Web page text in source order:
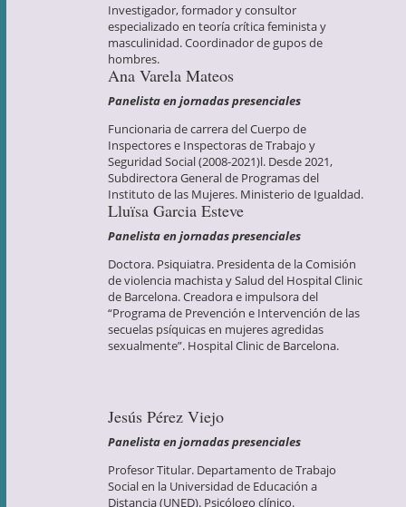
Investigador, formador y consultor
especializado en teoría crítica feminista y
masculinidad. Coordinador de gupos de
hombres.
Ana Varela Mateos
Panelista en jornadas presenciales
Funcionaria de carrera del Cuerpo de
Inspectores e Inspectoras de Trabajo y
Seguridad Social (2008-2021)l. Desde 2021,
Subdirectora General de Programas del
Instituto de las Mujeres. Ministerio de Igualdad.
Lluïsa Garcia Esteve
Panelista en jornadas presenciales
Doctora. Psiquiatra. Presidenta de la Comisión
de violencia machista y Salud del Hospital Clinic
de Barcelona. Creadora e impulsora del
“Programa de Prevención e Intervención de las
secuelas psíquicas en mujeres agredidas
sexualmente”. Hospital Clinic de Barcelona.
Jesús Pérez Viejo
Panelista en jornadas presenciales
Profesor Titular. Departamento de Trabajo
Social en la Universidad de Educación a
Distancia (UNED). Psicólogo clínico.